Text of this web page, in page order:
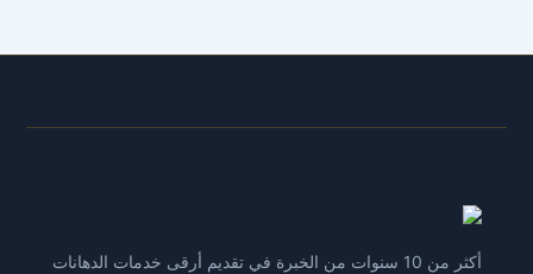
WordPressموقع إلكتروني xtra.com/arabic المعاينة
أكثر من 10 سنوات من الخبرة في تقديم أرقى خدمات الدهانات